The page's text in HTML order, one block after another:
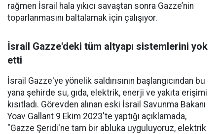
rağmen İsrail hala yıkıcı savaştan sonra Gazze’nin
toparlanmasını baltalamak için çalışıyor.
İsrail Gazze'deki tüm altyapı sistemlerini yok
etti
İsrail Gazze'ye yönelik saldırısının başlangıcından bu
yana şehirde su, gıda, elektrik, enerji ve yakıta erişimi
kısıtladı. Görevden alınan eski İsrail Savunma Bakanı
Yoav Gallant 9 Ekim 2023'te yaptığı açıklamada,
"Gazze Şeridi'ne tam bir abluka uyguluyoruz, elektrik